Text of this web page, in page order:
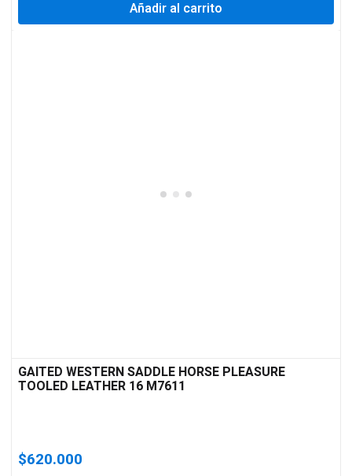
Añadir al carrito
GAITED WESTERN SADDLE HORSE PLEASURE
TOOLED LEATHER 16 M7611
$620.000